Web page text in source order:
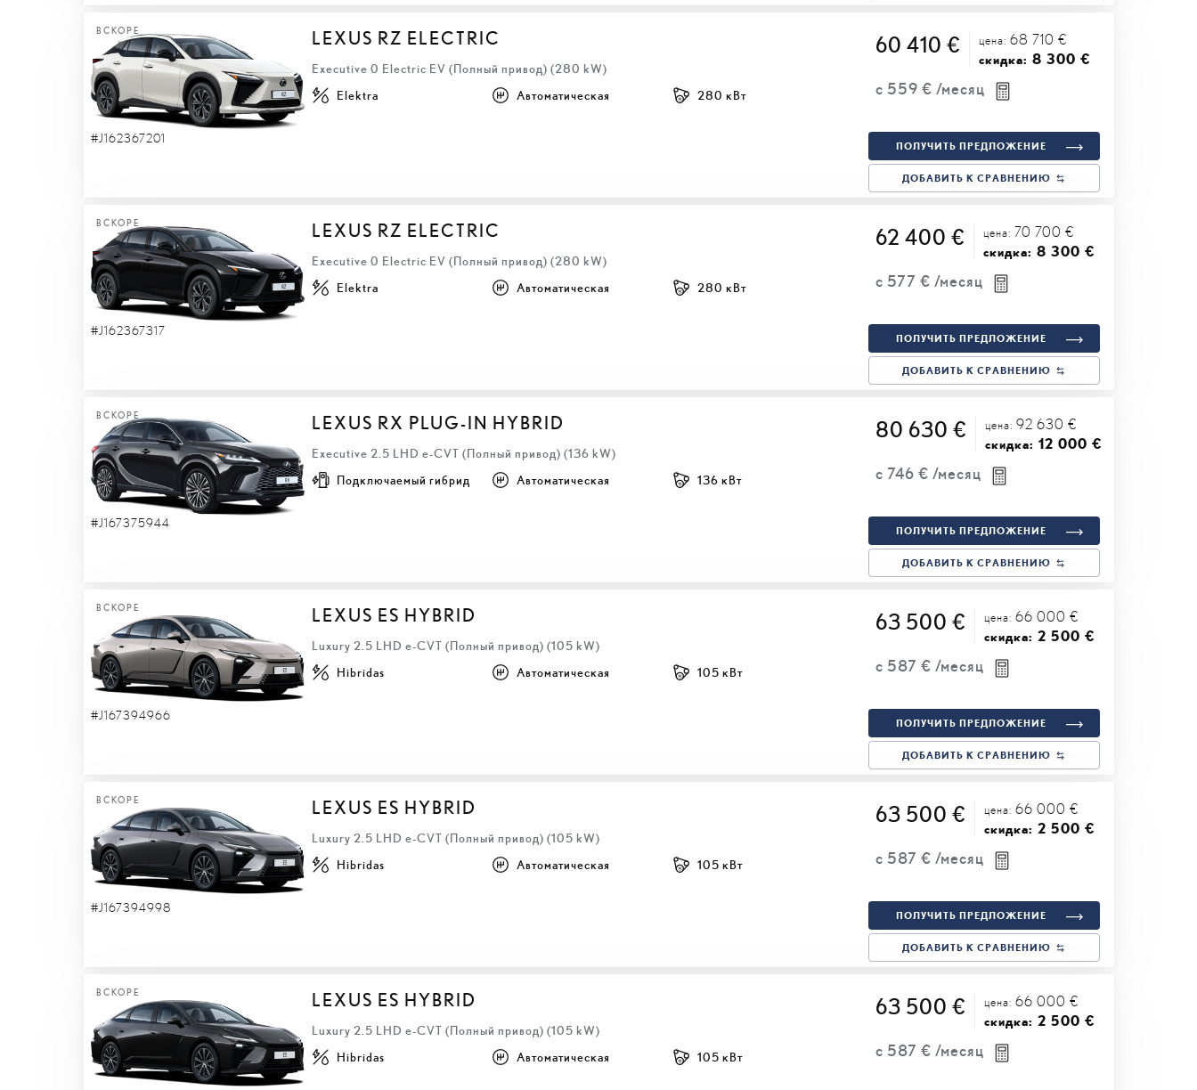
ВСКОРЕ
#J162367201
LEXUS RZ ELECTRIC
Executive 0 Electric EV (Полный привод) (280 kW)
60 410 € цена: 68 710 €
скидка: 8 300 €
с 559 € /месяц
Elektra Автоматическая 280 кВт
ПОЛУЧИТЬ ПРЕДЛОЖЕНИЕ
ДОБАВИТЬ К СРАВНЕНИЮ
ВСКОРЕ
#J162367317
LEXUS RZ ELECTRIC
Executive 0 Electric EV (Полный привод) (280 kW)
62 400 € цена: 70 700 €
скидка: 8 300 €
с 577 € /месяц
Elektra Автоматическая 280 кВт
ПОЛУЧИТЬ ПРЕДЛОЖЕНИЕ
ДОБАВИТЬ К СРАВНЕНИЮ
ВСКОРЕ
#J167375944
LEXUS RX PLUG-IN HYBRID
Executive 2.5 LHD e-CVT (Полный привод) (136 kW)
80 630 € цена: 92 630 €
скидка: 12 000 €
с 746 € /месяц
Подключаемый гибрид Автоматическая 136 кВт
ПОЛУЧИТЬ ПРЕДЛОЖЕНИЕ
ДОБАВИТЬ К СРАВНЕНИЮ
ВСКОРЕ
#J167394966
LEXUS ES HYBRID
Luxury 2.5 LHD e-CVT (Полный привод) (105 kW)
63 500 € цена: 66 000 €
скидка: 2 500 €
с 587 € /месяц
Hibridas Автоматическая 105 кВт
ПОЛУЧИТЬ ПРЕДЛОЖЕНИЕ
ДОБАВИТЬ К СРАВНЕНИЮ
ВСКОРЕ
#J167394998
LEXUS ES HYBRID
Luxury 2.5 LHD e-CVT (Полный привод) (105 kW)
63 500 € цена: 66 000 €
скидка: 2 500 €
с 587 € /месяц
Hibridas Автоматическая 105 кВт
ПОЛУЧИТЬ ПРЕДЛОЖЕНИЕ
ДОБАВИТЬ К СРАВНЕНИЮ
ВСКОРЕ LEXUS ES HYBRID
Luxury 2.5 LHD e-CVT (Полный привод) (105 kW)
63 500 € цена: 66 000 €
скидка: 2 500 €
с 587 € /месяц
Hibridas Автоматическая 105 кВт